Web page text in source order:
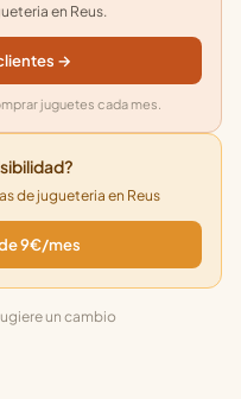
en Reus.
→
juguetes cada mes.
de jugueteria en Reus
9€/mes
un cambio